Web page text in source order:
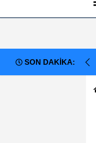
SON DAKİKA:
Elektrik Altyapısı Çöktü,